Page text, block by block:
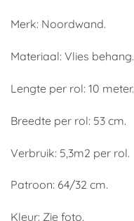
Merk: Noordwand.
Materiaal: Vlies behang.
Lengte per rol: 10 meter.
Breedte per rol: 53 cm.
Verbruik: 5,3m2 per rol.
Patroon: 64/32 cm.
Kleur: Zie foto.